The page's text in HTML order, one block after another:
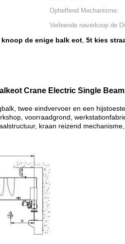
Opheffend Mechanisme:
Verleende naverkoop de
de enige balk eot, 5t kies
Crane Electric Single
twee eindvervoer en een
voorraadgrond,
kraan reizend